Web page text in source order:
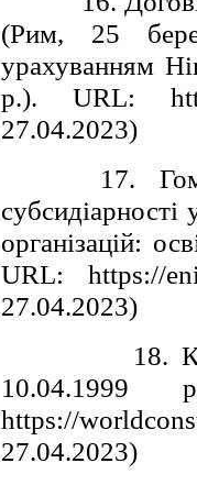
(Рим, 25
урахуванням
р.). URL:
27.04.2023)
17. Гомцян
організацій:
URL: https://
27.04.2023)
18.
https://
27.04.2023)